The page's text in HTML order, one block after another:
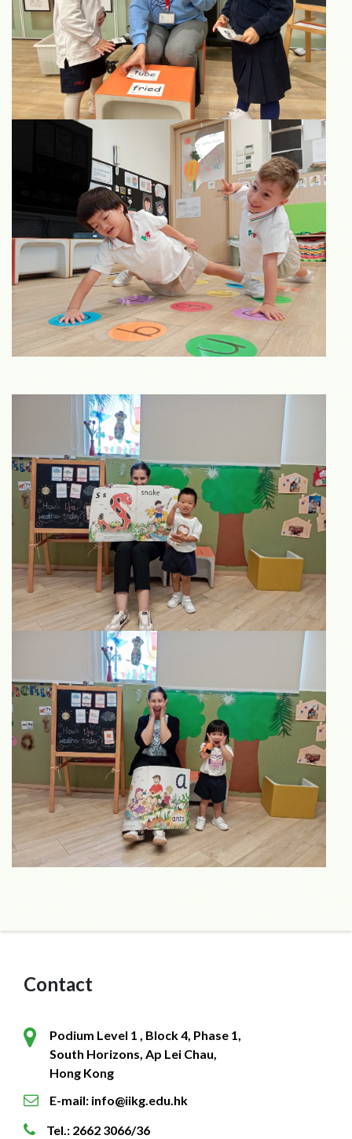
Contact
Podium Level 1 , Block 4, Phase 1,
South Horizons, Ap Lei Chau,
Hong Kong
E-mail: info@iikg.edu.hk
Tel.: 2662 3066/36